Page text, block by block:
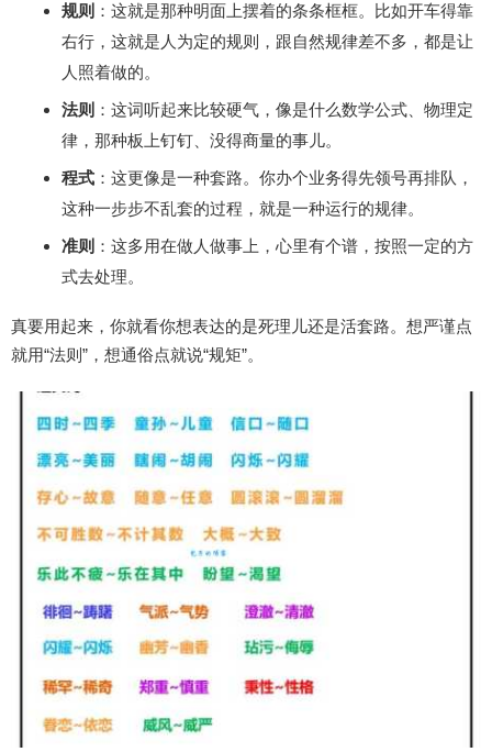
规则 ：这就是那种明面上摆着的条条框框。比如开车得靠
右行，这就是人为定的规则，跟自然规律差不多，都是让
人照着做的。
法则 ：这词听起来比较硬气，像是什么数学公式、物理定
律，那种板上钉钉、没得商量的事儿。
程式 ：这更像是一种套路。你办个业务得先领号再排队，
这种一步步不乱套的过程，就是一种运行的规律。
准则 ：这多用在做人做事上，心里有个谱，按照一定的方
式去处理。
真要用起来，你就看你想表达的是死理儿还是活套路。想严谨点
就用“法则”，想通俗点就说“规矩”。